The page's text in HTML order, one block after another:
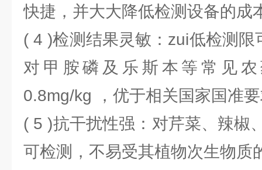
快捷，并大大降低检测设备的成
( 4 )检测结果灵敏：zui低检测
对甲胺磷及乐斯本等常见
0.8mg/kg ，优于相关国家国准
( 5 )抗干扰性强：对芹菜、辣椒
可检测，不易受其植物次生物质